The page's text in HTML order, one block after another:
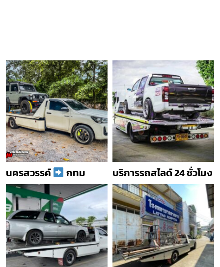
นครสวรรค์ กทม บริการรถสไลด์ 24 ชั่วโมง